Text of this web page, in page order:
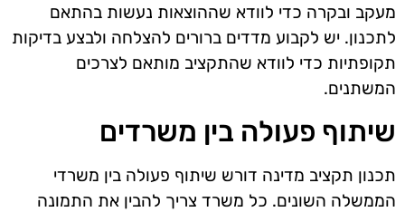
מעקב ובקרה כדי לוודא שההוצאות נעשות בהתאם
לתכנון. יש לקבוע מדדים ברורים להצלחה ולבצע בדיקות
תקופתיות כדי לוודא שהתקציב מותאם לצרכים
המשתנים.
שיתוף פעולה בין משרדים
תכנון תקציב מדינה דורש שיתוף פעולה בין משרדי
הממשלה השונים. כל משרד צריך להבין את התמונה